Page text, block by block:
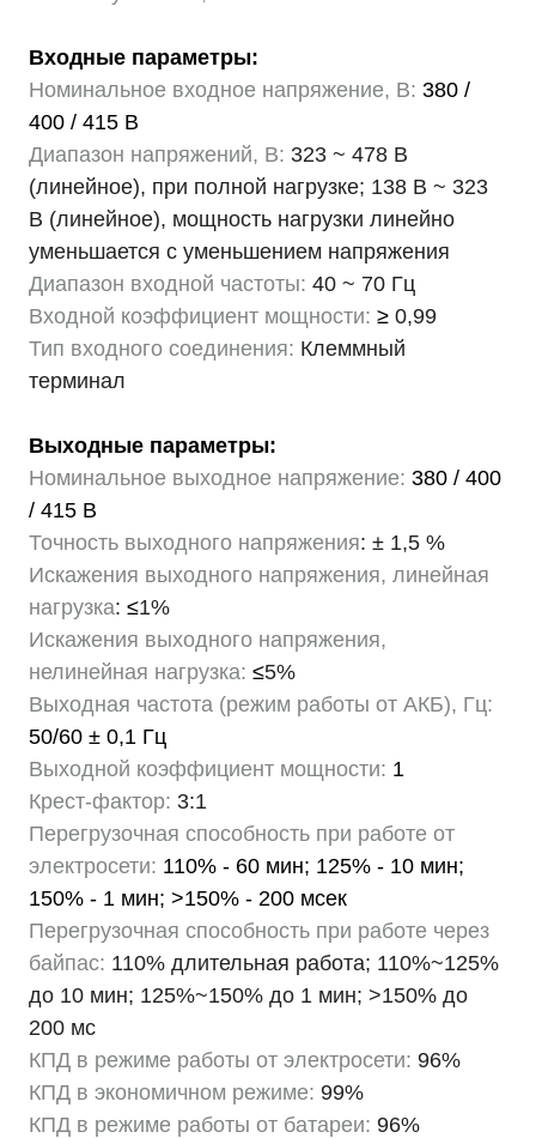
Входные параметры:
Номинальное входное напряжение, В: 380 /
400 / 415 В
Диапазон напряжений, В: 323 ~ 478 В
(линейное), при полной нагрузке; 138 В ~ 323
В (линейное), мощность нагрузки линейно
уменьшается с уменьшением напряжения
Диапазон входной частоты: 40 ~ 70 Гц
Входной коэффициент мощности: ≥ 0,99
Тип входного соединения: Клеммный
терминал
Выходные параметры:
Номинальное выходное напряжение: 380 / 400
/ 415 В
Точность выходного напряжения: ± 1,5 %
Искажения выходного напряжения, линейная
нагрузка: ≤1%
Искажения выходного напряжения,
нелинейная нагрузка: ≤5%
Выходная частота (режим работы от АКБ), Гц:
50/60 ± 0,1 Гц
Выходной коэффициент мощности: 1
Крест-фактор: 3:1
Перегрузочная способность при работе от
электросети: 110% - 60 мин; 125% - 10 мин;
150% - 1 мин; >150% - 200 мсек
Перегрузочная способность при работе через
байпас: 110% длительная работа; 110%~125%
до 10 мин; 125%~150% до 1 мин; >150% до
200 мс
КПД в режиме работы от электросети: 96%
КПД в экономичном режиме: 99%
КПД в режиме работы от батареи: 96%